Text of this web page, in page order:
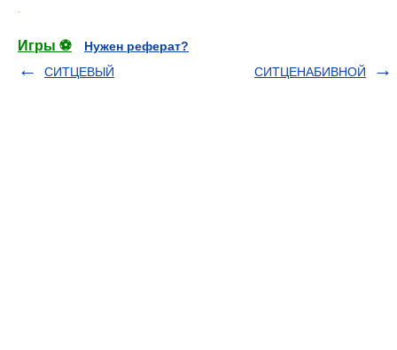
Игры ⚽
Нужен реферат?
СИТЦЕВЫЙ
СИТЦЕНАБИВНОЙ